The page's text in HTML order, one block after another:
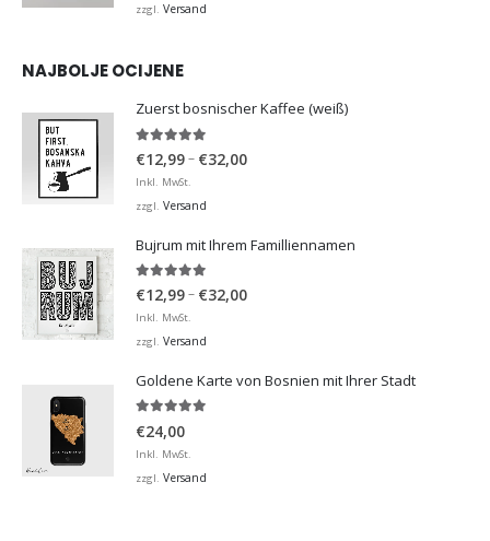
zzgl. Versand
NAJBOLJE OCIJENE
Zuerst bosnischer Kaffee (weiß)
€12,99– €32,00Preisspanne:
Inkl. MwSt.
zzgl. Versand
Bujrum mit Ihrem Familliennamen
5.00von 5
€12,99– €32,00Preisspanne:
Inkl. MwSt.
zzgl. Versand
Goldene Karte von Bosnien mit Ihrer Stadt
€24,00
Inkl. MwSt.
zzgl. Versand